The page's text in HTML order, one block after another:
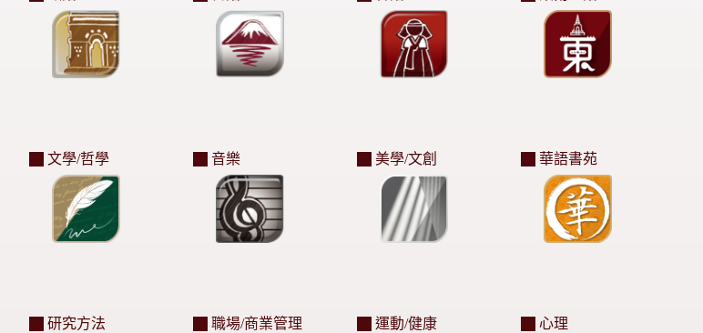
文學/哲學 音樂 美學/文創 華語書苑
研究方法 職場/商業管理 運動/健康 心理